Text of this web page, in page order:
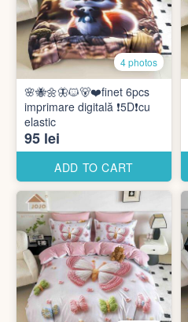
4 photos
🌸🐝🌼🦋🐱🐻❤️finet 6pcs
imprimare digitală ❗️5D❗️cu
elastic
95 lei
ADD TO CART